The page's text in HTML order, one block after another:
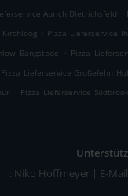
Aurich Dietrichsfeld .
. Pizza Lieferservice
Bangstede . Pizza
Pizza Lieferservice Großefehn
. Pizza Lieferservice
: Niko Hoffmeyer | E-